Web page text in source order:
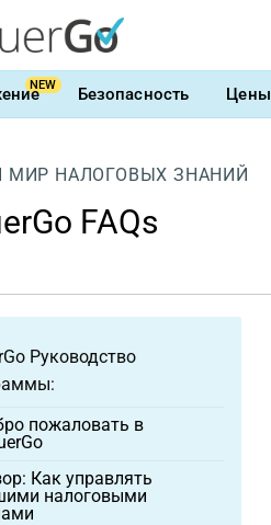
NEW Безопасность Цены
МИР НАЛОГОВЫХ ЗНАНИЙ
FAQs
Руководство
пожаловать в
menu
Как управлять
налоговыми
menu